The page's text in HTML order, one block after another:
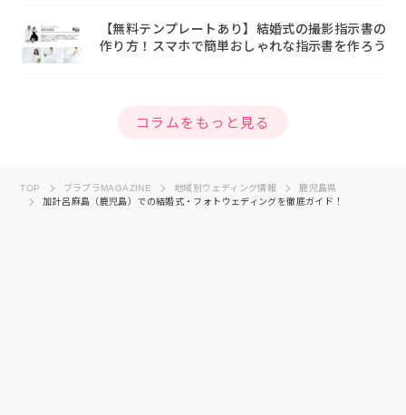
【無料テンプレートあり】結婚式の撮影指示書の
作り方！スマホで簡単おしゃれな指示書を作ろう
コラムをもっと見る
TOP ブラプラMAGAZINE 地域別ウェディング情報
鹿児島県
加計呂麻島（鹿児島）での結婚式・フォトウェディングを徹底ガイド！